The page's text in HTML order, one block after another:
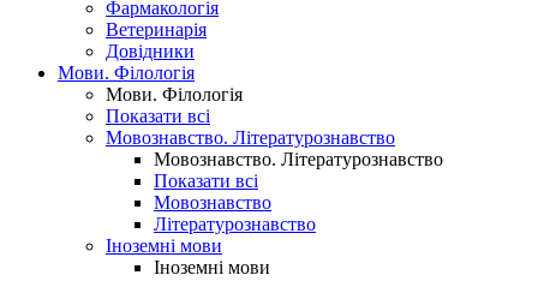
Фармакологія
Ветеринарія
Довідники
Мови. Філологія
Мови. Філологія
Показати всі
Мовознавство. Літературознавство
Мовознавство. Літературознавство
Показати всі
Мовознавство
Літературознавство
Іноземні мови
Іноземні мови